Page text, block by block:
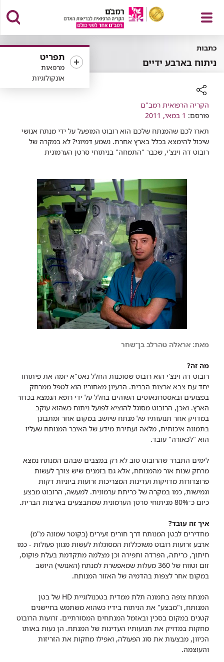
פתח
תפריט
תפריט
מרפאות
אונקולוגיות
כתבות
ניתוח בארבע ידיים
רכיב
שיתוף
הקריה הרפואית רמב"ם
פורסם: 1 במאי, 2011
תארו לכם שהמנתח שלכם הוא רובוט המופעל על ידי מנתח אנושי
שיכול להימצא בכלל בארץ אחרת. נשמע דמיוני? לא במקרה של
רובוט דה וינצ'י, שכבר "התמחה" בניתוחי סרטן הערמונית
מאת: אראלה טהרלב בן־שחר
מה זה?
רובוט דה וינצ'י הוא רובוט שסוכנות החלל נאס"א יזמה את פיתוחו
יחד עם צבא ארצות הברית. הרעיון מאחוריו הוא לטפל ממרחק
בפצועים ובאסטרונאוטים השוהים בחלל על ידי רופא הנמצא בכדור
הארץ. ואכן, הרובוט מסוגל להוציא לפועל ניתוח כשהוא עוקב
במדויק אחר תנועותיו של מנתח שיושב במקום אחר ומתבונן
בתמונה איכותית, מלאה ועתירת מידע של האיבר המנותח שעליו
הוא "לכאורה" עובד.
לימים התברר שהרובוט טוב לא רק במצבים שבהם המנתח נמצא
מרחק שנות אור מהמנותח, אלא גם בזמנים שיש צורך לעשות
פרוצדורות מדויקות ועדינות המצריכות זרועות ביוניות דקות
וגמישות, כמו במקרה של כריתת ערמונית. למעשה, הרובוט מבצע
כיום כ־80% מניתוחי סרטן הערמונית שמתבצעים בארצות הברית.
איך זה עובד?
מחדירים לבטן המנותח דרך חורים זעירים (בקוטר שמונה מ"מ)
ארבע זרועות רובוט משוכללות המסוגלות לעשות מגוון פעולות - כמו
חיתוך, כריתה, הפרדה ותפירה וכן מצלמה מתקדמת בעלת פוקוס,
זום וטווח של 360 מעלות שמאפשרת למנתח (האנושי) היושב
במקום אחר לצפות בהדמיה של האזור המנותח.
המנתח צופה בתמונה תלת ממדית בטכנולוגיית HD של בטן
המנותח, ו"מבצע" את הניתוח בידיו כשהוא משתמש בחיישנים
קטנים במקום בסכין ובאזמל המנתחים המסורתיים. זרועות הרובוט
מחקות במדויק את תנועותיו העדינות של המנתח. הן נעות באותו
הכיוון, מבצעות את סוג הפעולה, ואפילו מחקות את הזריזות
והעוצמה.